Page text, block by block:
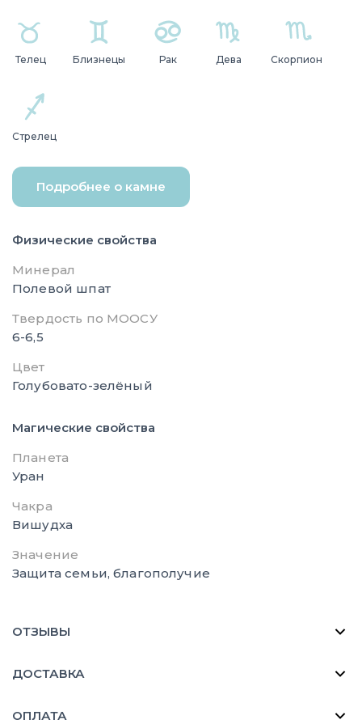
Телец Близнецы Рак Дева Скорпион
Стрелец
Подробнее о камне
Физические свойства
Минерал
Полевой шпат
Твердость по МООСУ
6-6,5
Цвет
Голубовато-зелёный
Магические свойства
Планета
Уран
Чакра
Вишудха
Значение
Защита семьи, благополучие
ОТЗЫВЫ
ДОСТАВКА
ОПЛАТА